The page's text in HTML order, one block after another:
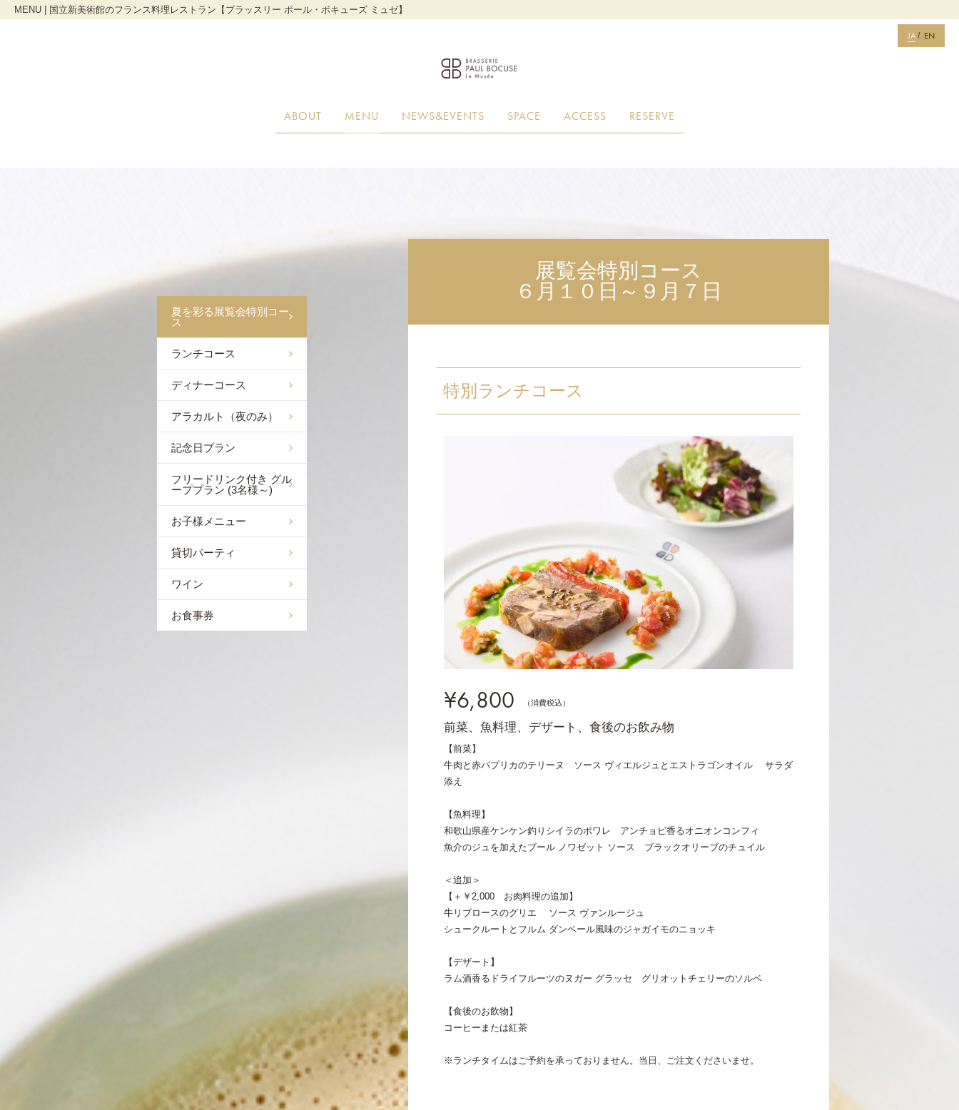
MENU | 国立新美術館のフランス料理レストラン【ブラッスリー ポール・ボキューズ ミュゼ】
ABOUT MENU NEWS&EVENTS SPACE ACCESS RESERVE
JA / EN
夏を彩る展覧会特別コー
ス
ランチコース
ディナーコース
アラカルト（夜のみ）
記念日プラン
フリードリンク付き グル
ーププラン (3名様～)
お子様メニュー
貸切パーティ
ワイン
お食事券
展覧会特別コース
６月１０日～９月７日
特別ランチコース
¥6,800 （消費税込）
前菜、魚料理、デザート、食後のお飲み物
【前菜】
牛肉と赤パプリカのテリーヌ ソース ヴィエルジュとエストラゴンオイル サラダ
添え
【魚料理】
和歌山県産ケンケン釣りシイラのポワレ アンチョビ香るオニオンコンフィ
魚介のジュを加えたブール ノワゼット ソース ブラックオリーブのチュイル
＜追加＞
【＋￥2,000 お肉料理の追加】
牛リブロースのグリエ ソース ヴァンルージュ
シュークルートとフルム ダンベール風味のジャガイモのニョッキ
【デザート】
ラム酒香るドライフルーツのヌガー グラッセ グリオットチェリーのソルベ
【食後のお飲物】
コーヒーまたは紅茶
※ランチタイムはご予約を承っておりません。当日、ご注文くださいませ。